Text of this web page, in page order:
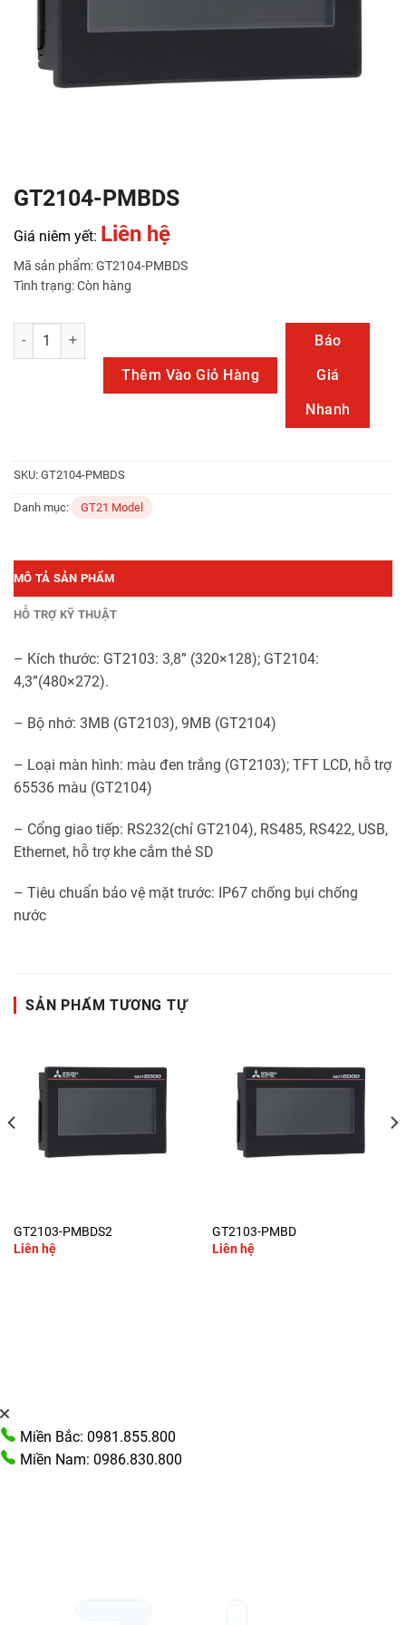
GT2104-PMBDS
Giá niêm yết: Liên hệ
Mã sản phẩm: GT2104-PMBDS
Tình trạng: Còn hàng
GT2104-PMBDS số lượng
Thêm Vào Giỏ Hàng
Báo
Giá
Nhanh
SKU: GT2104-PMBDS
Danh mục: GT21 Model
MÔ TẢ SẢN PHẨM
HỖ TRỢ KỸ THUẬT
– Kích thước: GT2103: 3,8” (320×128); GT2104:
4,3”(480×272).
– Bộ nhớ: 3MB (GT2103), 9MB (GT2104)
– Loại màn hình: màu đen trắng (GT2103); TFT LCD, hỗ trợ
65536 màu (GT2104)
– Cổng giao tiếp: RS232(chỉ GT2104), RS485, RS422, USB,
Ethernet, hỗ trợ khe cắm thẻ SD
– Tiêu chuẩn bảo vệ mặt trước: IP67 chống bụi chống
nước
SẢN PHẨM TƯƠNG TỰ
GT2103-PMBDS2
Liên hệ
GT2103-PMBD
Liên hệ
Miền Bắc: 0981.855.800
Miền Nam: 0986.830.800